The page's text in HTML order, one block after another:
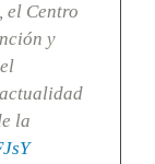
el Centro
y
la